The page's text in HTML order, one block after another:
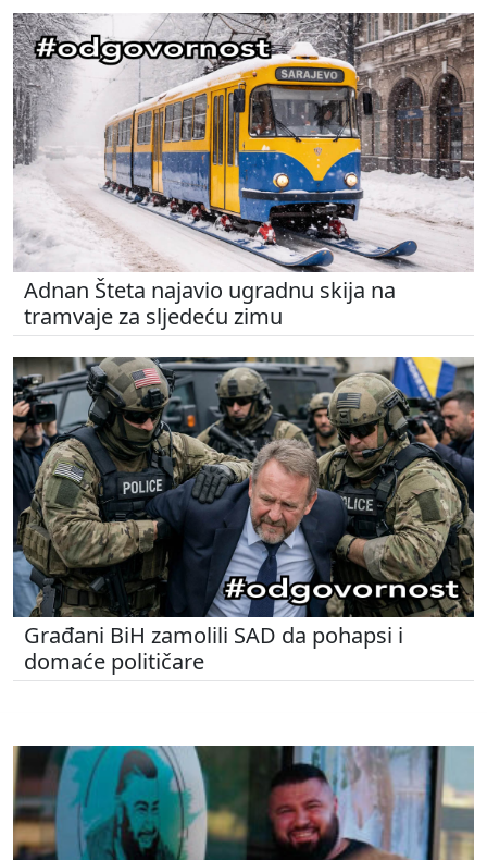
Adnan Šteta najavio ugradnu skija na
tramvaje za sljedeću zimu
Građani BiH zamolili SAD da pohapsi i
domaće političare